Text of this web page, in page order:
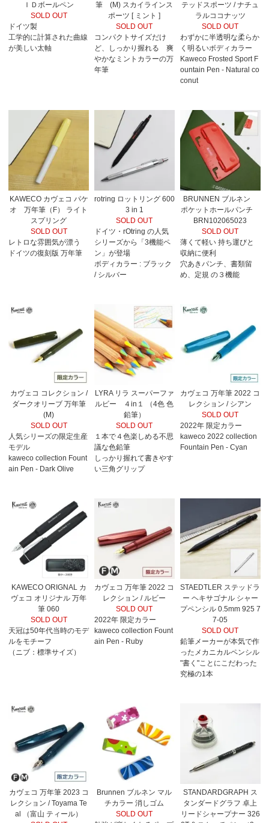
ＩＤボールペン
SOLD OUT
ドイツ製
工学的に計算された曲線
が美しい太軸
筆 (M) スカイラインス
ポーツ [ ミント ]
SOLD OUT
コンパクトサイズだけ
ど、しっかり握れる 爽
やかなミントカラーの万
年筆
テッドスポーツ / ナチュ
ラルココナッツ
SOLD OUT
わずかに半透明な柔らか
く明るいボディカラー
Kaweco Frosted Sport F
ountain Pen - Natural co
conut
KAWECO カヴェコ パケ
オ 万年筆（F） ライト
スプリング
SOLD OUT
レトロな雰囲気が漂う
ドイツの復刻版 万年筆
rotring ロットリング 600
3 in 1
SOLD OUT
ドイツ・rOtring の人気
シリーズから「3機能ペ
ン」が登場
ボディカラー : ブラック
/ シルバー
BRUNNEN ブルネン
ポケットホールパンチ
BRN102065023
SOLD OUT
薄くて軽い 持ち運びと
収納に便利
穴あきパンチ、書類留
め、定規 の３機能
カヴェコ コレクション /
ダークオリーブ 万年筆
(M)
SOLD OUT
人気シリーズの限定生産
モデル
kaweco collection Fount
ain Pen - Dark Olive
LYRA リラ スーパーファ
ルビー ４in１ （4色 色
鉛筆）
SOLD OUT
１本で４色楽しめる不思
議な色鉛筆
しっかり握れて書きやす
い三角グリップ
カヴェコ 万年筆 2022 コ
レクション / シアン
SOLD OUT
2022年 限定カラー
kaweco 2022 collection
Fountain Pen - Cyan
KAWECO ORIGNAL カ
ヴェコ オリジナル 万年
筆 060
SOLD OUT
天冠は50年代当時のモデ
ルをモチーフ
（ニブ：標準サイズ）
カヴェコ 万年筆 2022 コ
レクション / ルビー
SOLD OUT
2022年 限定カラー
kaweco collection Fount
ain Pen - Ruby
STAEDTLER ステッドラ
ー ヘキサゴナル シャー
プペンシル 0.5mm 925 7
7-05
SOLD OUT
鉛筆メーカーが本気で作
ったメカニカルペンシル
"書く"ことにこだわった
究極の1本
カヴェコ 万年筆 2023 コ
レクション / Toyama Te
al （富山 ティール）
Brunnen ブルネン マル
チカラー 消しゴム
SOLD OUT
STANDARDGRAPH ス
タンダードグラフ 卓上
リードシャープナー 326